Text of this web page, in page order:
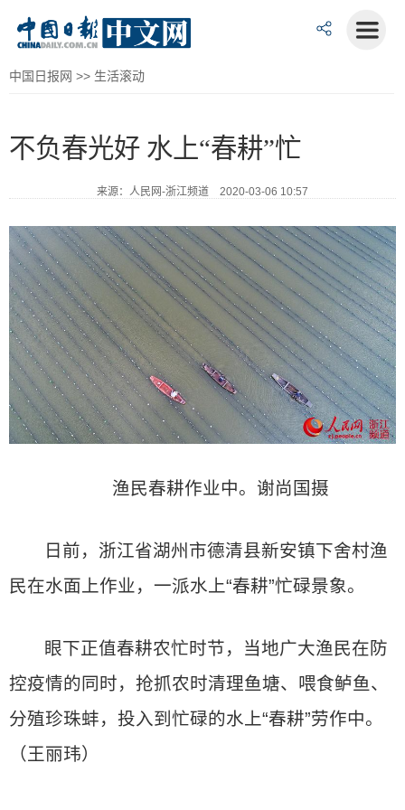
中国日报网 >> 生活滚动
不负春光好 水上“春耕”忙
来源：人民网-浙江频道 2020-03-06 10:57
渔民春耕作业中。谢尚国摄
日前，浙江省湖州市德清县新安镇下舍村渔
民在水面上作业，一派水上“春耕”忙碌景象。
眼下正值春耕农忙时节，当地广大渔民在防
控疫情的同时，抢抓农时清理鱼塘、喂食鲈鱼、
分殖珍珠蚌，投入到忙碌的水上“春耕”劳作中。
（王丽玮）